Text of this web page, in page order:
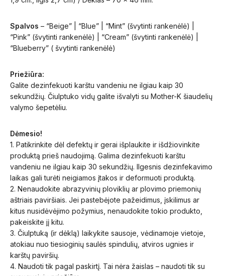
Spalvos – “Beige” | “Blue” | “Mint” (švytinti rankenėlė) |
“Pink” (švytinti rankenėlė) | “Cream” (švytinti rankenėlė) |
“Blueberry” ( švytinti rankenėlė)
Priežiūra:
Galite dezinfekuoti karštu vandeniu ne ilgiau kaip 30
sekundžių. Čiulptuko vidų galite išvalyti su Mother-K šiaudelių
valymo šepetėliu.
Dėmesio!
1. Patikrinkite dėl defektų ir gerai išplaukite ir išdžiovinkite
produktą prieš naudojimą. Galima dezinfekuoti karštu
vandeniu ne ilgiau kaip 30 sekundžių. Ilgesnis dezinfekavimo
laikas gali turėti neigiamos įtakos ir deformuoti produktą.
2. Nenaudokite abrazyvinių ploviklių ar plovimo priemonių
aštriais paviršiais. Jei pastebėjote pažeidimus, įskilimus ar
kitus nusidėvėjimo požymius, nenaudokite tokio produkto,
pakeiskite jį kitu.
3. Čiulptuką (ir dėklą) laikykite sausoje, vėdinamoje vietoje,
atokiau nuo tiesioginių saulės spindulių, atviros ugnies ir
karštų paviršių.
4. Naudoti tik pagal paskirtį. Tai nėra žaislas – naudoti tik su